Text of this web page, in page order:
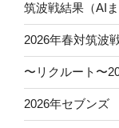
筑波戦結果（AIま
2026年春対筑波
〜リクルート〜
2026年セブンズ